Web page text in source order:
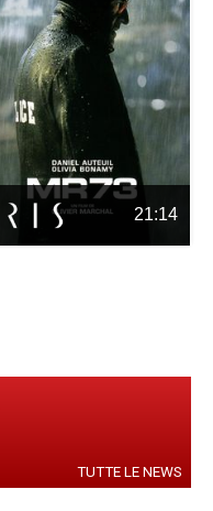
21:14
TUTTE LE NEWS